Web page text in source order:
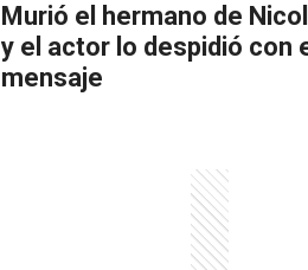
Murió el hermano de
y el actor lo despidió con
mensaje